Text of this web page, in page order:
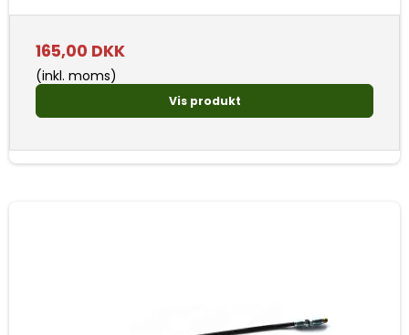
165,00 DKK
(inkl. moms)
Vis produkt